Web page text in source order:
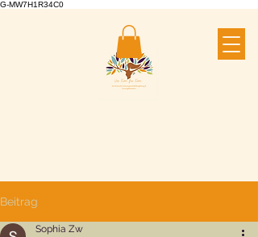
G-MW7H1R34C0
Beitrag
Sophia Zw